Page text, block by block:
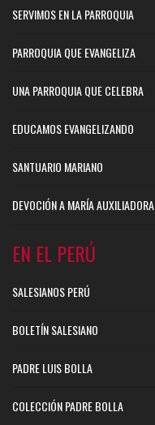
SERVIMOS EN LA PARROQUIA
PARROQUIA QUE EVANGELIZA
UNA PARROQUIA QUE CELEBRA
EDUCAMOS EVANGELIZANDO
SANTUARIO MARIANO
DEVOCIÓN A MARÍA AUXILIADORA
EN EL PERÚ
SALESIANOS PERÚ
BOLETÍN SALESIANO
PADRE LUIS BOLLA
COLECCIÓN PADRE BOLLA